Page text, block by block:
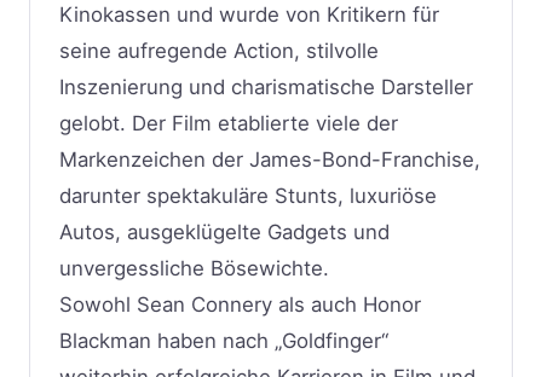
Kinokassen und wurde von Kritikern für
seine aufregende Action, stilvolle
Inszenierung und charismatische Darsteller
gelobt. Der Film etablierte viele der
Markenzeichen der James-Bond-Franchise,
darunter spektakuläre Stunts, luxuriöse
Autos, ausgeklügelte Gadgets und
unvergessliche Bösewichte.
Sowohl Sean Connery als auch Honor
Blackman haben nach „Goldfinger“